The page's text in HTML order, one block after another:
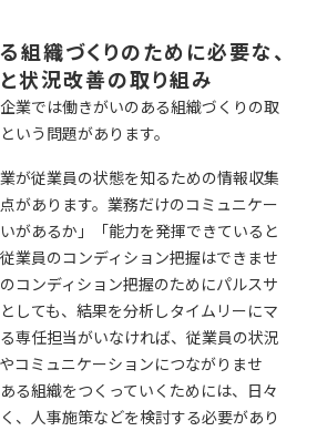
組織づくりのために必要な、
状況改善の取り組み
業では働きがいのある組織づくりの取
いう問題があります。
が従業員の状態を知るための情報収集
があります。業務だけのコミュニケー
があるか」「能力を発揮できていると
業員のコンディション把握はできませ
コンディション把握のためにパルスサ
しても、結果を分析しタイムリーにマ
専任担当がいなければ、従業員の状況
コミュニケーションにつながりませ
る組織をつくっていくためには、日々
、人事施策などを検討する必要があり